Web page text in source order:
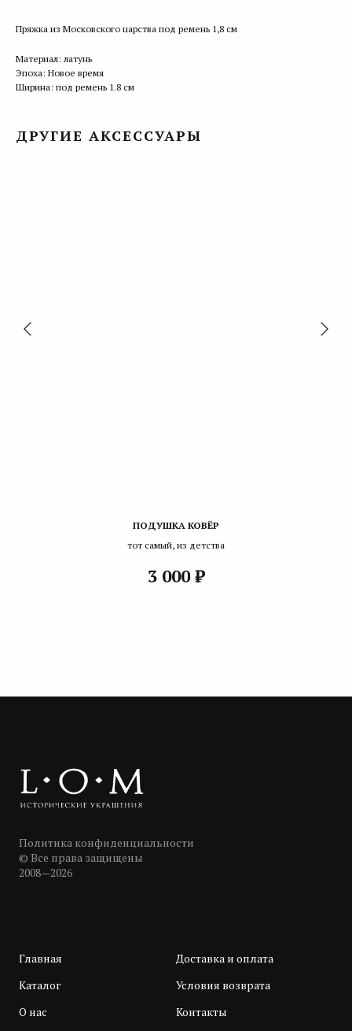
Пряжка из Московского царства под ремень 1,8 см
Материал: латунь
Эпоха: Новое время
Ширина: под ремень 1.8 см
ДРУГИЕ АКСЕССУАРЫ
ПОДУШКА КОВЁР
тот самый, из детства
3 000 ₽
Политика конфиденциальности
© Все права защищены
2008—2026
Главная
Каталог
О нас
Доставка и оплата
Условия возврата
Контакты